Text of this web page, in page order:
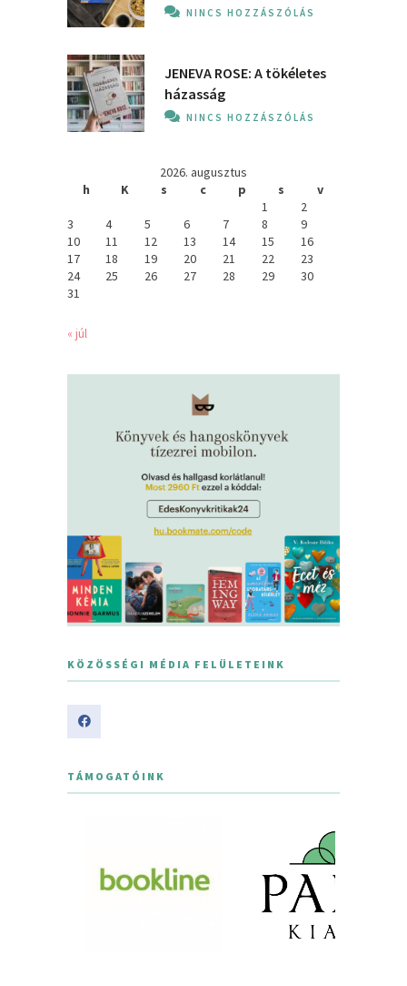
NINCS HOZZÁSZÓLÁS
JENEVA ROSE: A ​tökéletes
házasság
NINCS HOZZÁSZÓLÁS
2026. augusztus
h
K s c p s
v
1
2
3
4 5 6 7 8
9
10
11 12 13 14 15
16
17
18 19 20 21 22
23
24
25 26 27 28 29
30
31
« júl
KÖZÖSSÉGI MÉDIA FELÜLETEINK
TÁMOGATÓINK